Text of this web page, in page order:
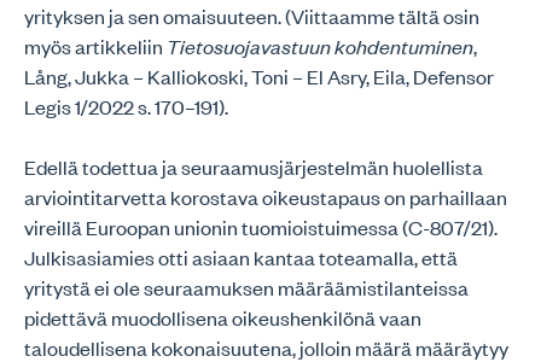
yrityksen ja sen omaisuuteen. (Viittaamme tältä osin
myös artikkeliin Tietosuojavastuun kohdentuminen,
Lång, Jukka – Kalliokoski, Toni – El Asry, Eila, Defensor
Legis 1/2022 s. 170–191).
Edellä todettua ja seuraamusjärjestelmän huolellista
arviointitarvetta korostava oikeustapaus on parhaillaan
vireillä Euroopan unionin tuomioistuimessa (C-807/21).
Julkisasiamies otti asiaan kantaa toteamalla, että
yritystä ei ole seuraamuksen määräämistilanteissa
pidettävä muodollisena oikeushenkilönä vaan
taloudellisena kokonaisuutena, jolloin määrä määräytyy